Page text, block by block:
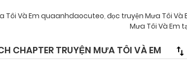
Tôi Và Em quaanhdaocuteo, đọc truyện Mưa Tôi
Mưa Tôi Và Em
CHAPTER TRUYỆN MƯA TÔI VÀ EM